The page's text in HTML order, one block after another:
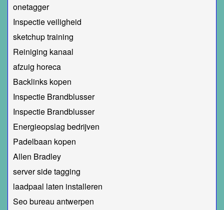
onetagger
Inspectie veiligheid
sketchup training
Reiniging kanaal
afzuig horeca
Backlinks kopen
Inspectie Brandblusser
Inspectie Brandblusser
Energieopslag bedrijven
Padelbaan kopen
Allen Bradley
server side tagging
laadpaal laten installeren
Seo bureau antwerpen